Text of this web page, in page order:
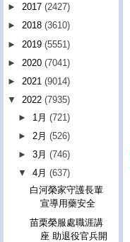
► 2017 (2427)
► 2018 (3610)
► 2019 (5551)
► 2020 (7041)
► 2021 (9014)
▼ 2022 (7935)
► 1月(721)
► 2月(526)
►3月(746)
▼4月(637)
白河榮家守護長輩
宣導用藥安全
苗栗榮服處職涯講
座 助退役官兵開